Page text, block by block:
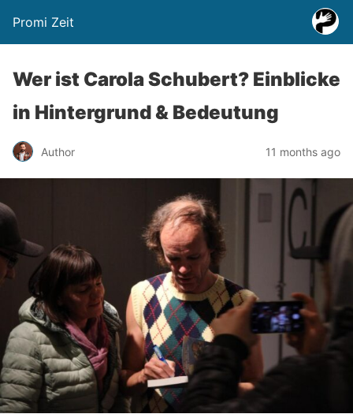
Promi Zeit
Wer ist Carola Schubert? Einblicke
in Hintergrund & Bedeutung
Author 11 months ago